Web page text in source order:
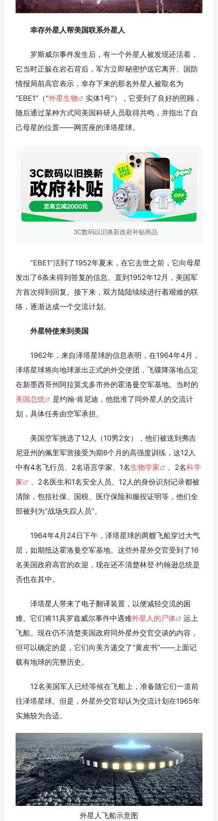
幸存外星人帮美国联系外星人
罗斯威尔事件发生后，有一个外星人被发现还活着，
它当时正躲在岩石背后，军方立即秘密护送它离开。国防
情报局前高官表示，幸存下来的那名外星人被取名为
“EBE1”（“外星生物
实体1号”），它受到了良好的照顾，
随后通过某种方式同美国科研人员取得共鸣，并指出了自
己母星的位置——网罟座的泽塔星球。
3C数码以旧换新政府补贴商品
“EBE1”活到了1952年夏末，在它去世之前，它向母星
发出了6条未得到答复的信息。直到1952年12月，美国军
方首次得到回复。接下来，双方陆陆续续进行着艰难的联
络，逐渐达成一个交流计划。
外星特使来到美国
1962年，来自泽塔星球的信息表明，在1964年4月，
泽塔星球将向地球派出正式的外交使团，飞碟降落地点定
在新墨西哥州阿拉莫戈多市外的霍洛曼空军基地。当时的
美国总统
是约翰·肯尼迪，他批准了同外星人的交流计
划，具体任务由空军承担。
美国空军挑选了12人（10男2女），他们被送到弗吉
尼亚州的佩里军营接受为期6个月的高强度训练，这12人
中有4名飞行员、2名语言学家、1名生物学家 、2名科学
家
、2名医生和1名安全人员。12人的身份识别记录都被
清除，包括社保、国税、医疗保险和服役证明等，他们全
部被列为“战场失踪人员”。
1964年4月24日下午，泽塔星球的两艘飞船穿过大气
层，如期抵达霍洛曼空军基地。这些外星外交官受到了16
名美国政府高官的欢迎，现在还不清楚林登·约翰逊总统是
否也在其中。
泽塔星人带来了电子翻译装置，以便减轻交流的困
难。它们将11具罗兹威尔事件中遇难外星人的尸体
运上
飞船。现在仍不清楚美国政府同外星外交官交谈的内容，
但可以确定的是，它们向美方递交了“黄皮书”——上面记
载有地球的完整历史。
12名美国军人已经等候在飞船上，准备随它们一道前
往泽塔星球。但是，外星外交官却认为交流计划在1965年
实施较为合适。
外星人飞船示意图